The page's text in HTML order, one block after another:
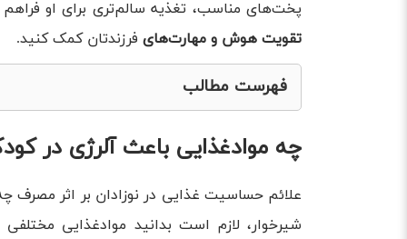
پخت‌های مناسب، تغذیه سالم‌تری برای او
تقویت هوش و مهارت‌هایفرزندتان کمک کنید.
فهرست مطالب
لیست مواد غذایی حساسیت زا برای نوزادان
علائم حساسیت نوزاد به مواد غذایی
عوارض آلرژی غذایی برای کودک
چه مواد‌غذایی باعث آلرژی در
علائم حساسیت غذایی در نوزادان بر اثر مصرف
شیرخوار، لازم است بدانید مواد‌غذایی